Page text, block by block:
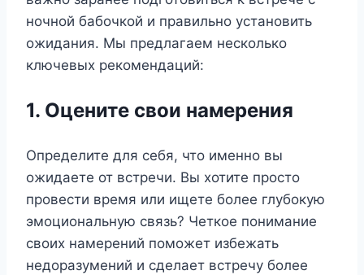
ночной бабочкой и правильно установить
ожидания. Мы предлагаем несколько
ключевых рекомендаций:
1. Оцените свои намерения
Определите для себя, что именно вы
ожидаете от встречи. Вы хотите просто
провести время или ищете более глубокую
эмоциональную связь? Четкое понимание
своих намерений поможет избежать
недоразумений и сделает встречу более